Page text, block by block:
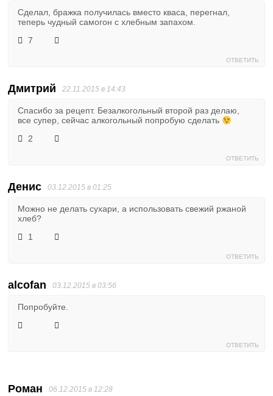
Сделал, бражка получилась вместо кваса, перегнал,
теперь чудный самогон с хлебным запахом.
7
ОТВЕТИТЬ
Дмитрий 22.11.2015 в 14:43
Спасибо за рецепт. Безалкогольный второй раз делаю,
все супер, сейчас алкогольный попробую сделать
2
ОТВЕТИТЬ
Денис 03.12.2015 в 01:25
Можно не делать сухари, а использовать свежий ржаной
хлеб?
1
ОТВЕТИТЬ
alcofan 03.12.2015 в 03:56
Попробуйте.
ОТВЕТИТЬ
Роман 06.12.2015 в 12:28